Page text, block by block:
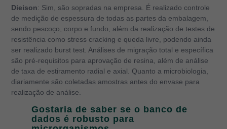
Dieison: Sim, são sopradas na empresa. É realizado controle
de medição de espessura de todas as partes da embalagem,
sendo pescoço, corpo e fundo, além da realização de testes de
resistência como stress cracking e queda livre, podendo ainda
ser realizado burst test. Análises de migração total e específica
são pré-requisitos para aprovação de resina, além de análise
de taxa de estiramento radial e axial. Quanto a microbiologia,
diariamente são coletadas amostras antes do envase para
realização de análise.
Gostaria de saber se o banco de
dados é robusto para